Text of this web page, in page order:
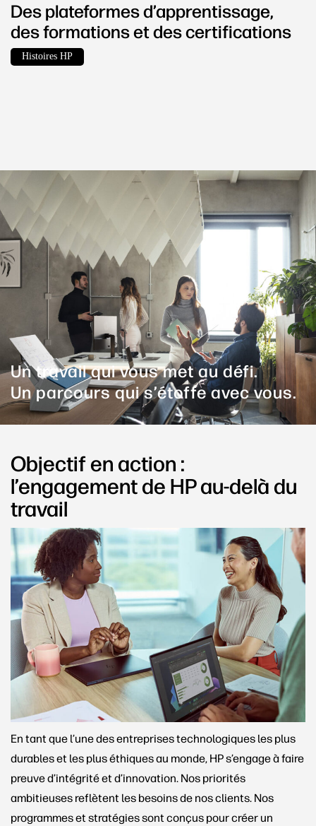
Des plateformes d’apprentissage,
des formations et des certifications
Histoires HP
Un travail qui vous met au défi.
Un parcours qui s’étoffe avec vous.
Objectif en action :
l’engagement de HP au-delà du
travail
En tant que l’une des entreprises technologiques les plus
durables et les plus éthiques au monde, HP s’engage à faire
preuve d’intégrité et d’innovation. Nos priorités
ambitieuses reflètent les besoins de nos clients. Nos
programmes et stratégies sont conçus pour créer un